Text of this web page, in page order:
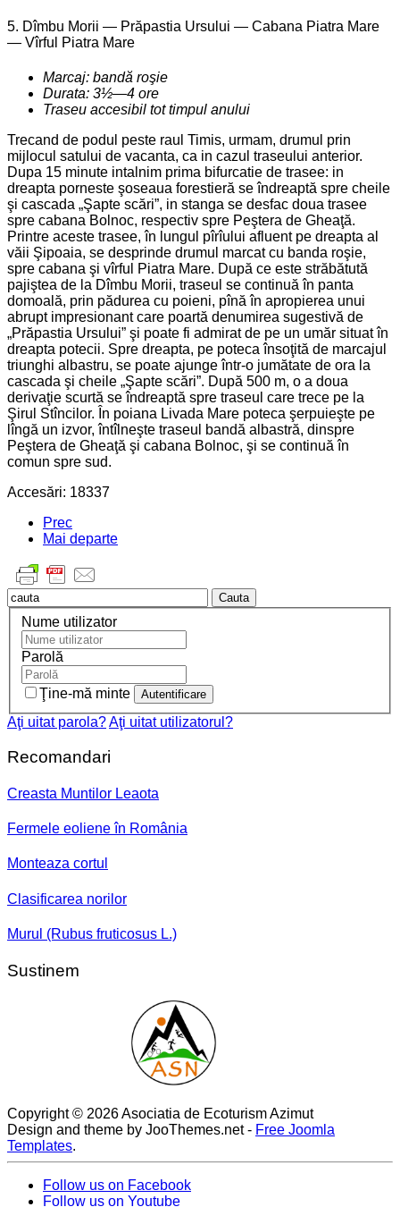
5. Dîmbu Morii — Prăpastia Ursului — Cabana Piatra Mare
— Vîrful Piatra Mare
Marcaj: bandă roşie
Durata: 3½—4 ore
Traseu accesibil tot timpul anului
Trecand de podul peste raul Timis, urmam, drumul prin
mijlocul satului de vacanta, ca in cazul traseului anterior.
Dupa 15 minute intalnim prima bifurcatie de trasee: in
dreapta porneste şoseaua forestieră se îndreaptă spre cheile
şi cascada „Şapte scări”, in stanga se desfac doua trasee
spre cabana Bolnoc, respectiv spre Peştera de Gheaţă.
Printre aceste trasee, în lungul pîrîului afluent pe dreapta al
văii Şipoaia, se desprinde drumul marcat cu banda roşie,
spre cabana şi vîrful Piatra Mare. După ce este străbătută
pajiştea de la Dîmbu Morii, traseul se continuă în panta
domoală, prin pădurea cu poieni, pînă în apropierea unui
abrupt impresionant care poartă denumirea sugestivă de
„Prăpastia Ursului” şi poate fi admirat de pe un umăr situat în
dreapta potecii. Spre dreapta, pe poteca însoţită de marcajul
triunghi albastru, se poate ajunge într-o jumătate de ora la
cascada şi cheile „Şapte scări”. După 500 m, o a doua
derivaţie scurtă se îndreaptă spre traseul care trece pe la
Şirul Stîncilor. În poiana Livada Mare poteca şerpuieşte pe
lîngă un izvor, întîlneşte traseul bandă albastră, dinspre
Peştera de Gheaţă şi cabana Bolnoc, şi se continuă în
comun spre sud.
Accesări: 18337
Prec
Mai departe
Cauta
Nume utilizator
Parolă
Ţine-mă minte
Aţi uitat parola?Aţi uitat utilizatorul?
Recomandari
Creasta Muntilor Leaota
Fermele eoliene în România
Monteaza cortul
Clasificarea norilor
Murul (Rubus fruticosus L.)
Sustinem
Copyright © 2026 Asociatia de Ecoturism Azimut
Design and theme by JooThemes.net - Free Joomla
Templates.
Follow us on Facebook
Follow us on Youtube